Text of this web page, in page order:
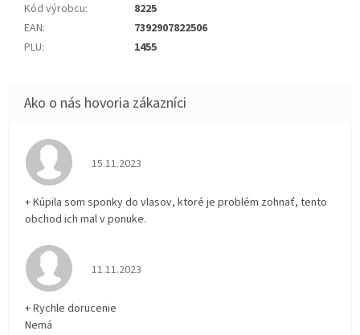
Kód výrobcu:
8225
EAN:
7392907822506
PLU: 1455
Hodnotenie obchodu je 5 z 5 hviezdičiek.
15.11.2023
+ Kúpila som sponky do vlasov, ktoré je problém zohnať, tento
obchod ich mal v ponuke.
Hodnotenie obchodu je 5 z 5 hviezdičiek.
11.11.2023
+ Rychle dorucenie
Nemá